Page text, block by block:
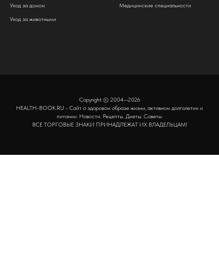
Уход за домом
Уход за животными
Медицинские специальности
Copyright © 2004—2026
HEALTH-BOOK.RU - Сайт о здоровом образе жизни, активном долголетии и
питании. Новости. Рецепты. Диеты. Советы.
ВСЕ ТОРГОВЫЕ ЗНАКИ ПРИНАДЛЕЖАТ ИХ ВЛАДЕЛЬЦАМ!